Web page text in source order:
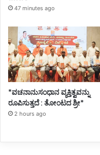
47 minutes ago
*ವಚನಾನುಸಂಧಾನ ವ್ಯಕ್ತಿತ್ವವನ್ನು
ರೂಪಿಸುತ್ತದೆ : ತೋಂಟದ ಶ್ರೀ*
2 hours ago